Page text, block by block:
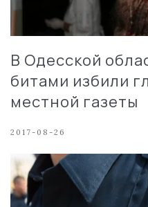
В Одесской
битами избили
местной газеты
2017-08-26